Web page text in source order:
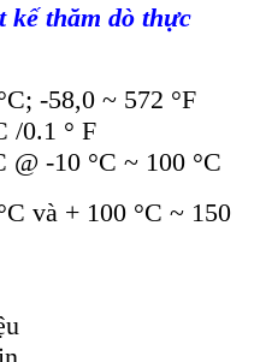
kế thăm dò thực
-58,0 ~ 572 °F
/0.1 ° F
-10 °C ~ 100 °C
và + 100 °C ~ 150